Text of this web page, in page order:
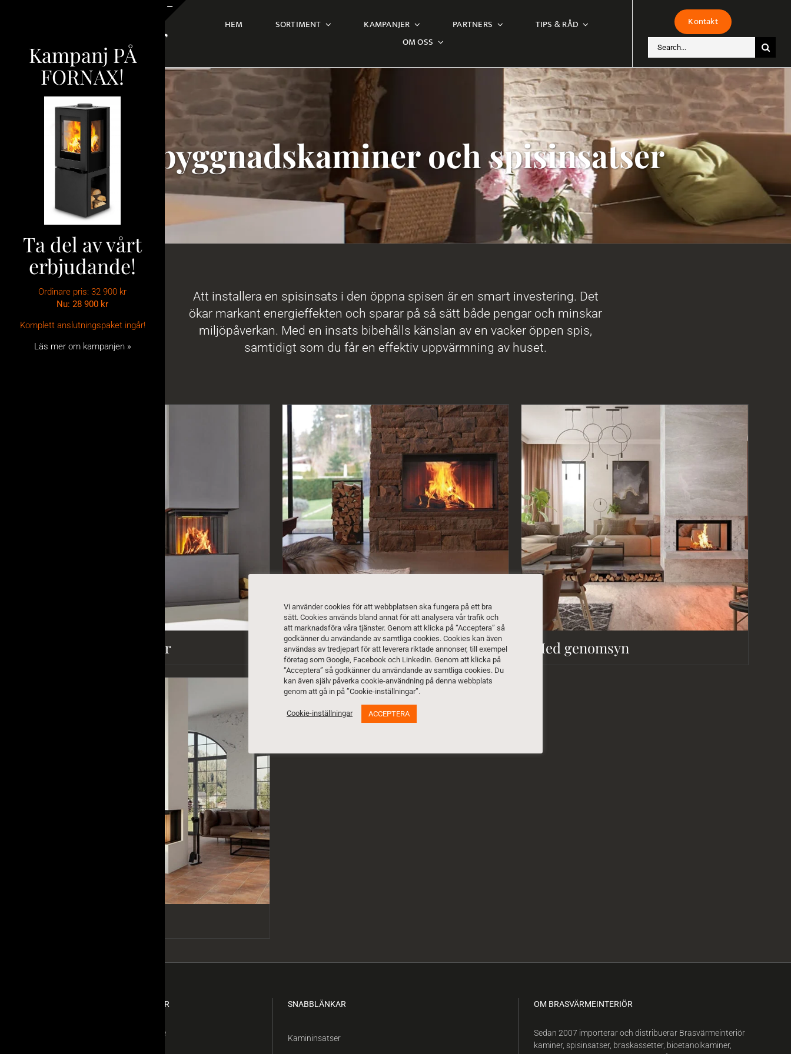
HEM SORTIMENT KAMPANJER PARTNERS
TIPS & RÅD
OM OSS
Kontakt
Sök
Inbyggnadskaminer och spisinsatser
Att installera en spisinsats i den öppna spisen är en smart investering. Det
ökar markant energieffekten och sparar på så sätt både pengar och minskar
miljöpåverkan. Med en insats bibehålls känslan av en vacker öppen spis,
samtidigt som du får en effektiv uppvärmning av huset.
Kamin glas 3 sidor Med frontglas Med genomsyn
KONTAKTA BRASVÄRMEINTERIÖR
info@brasvarmeinterior.se
SNABBLÄNKAR
Kamininsatser
OM BRASVÄRMEINTERIÖR
Sedan 2007 importerar och distribuerar Brasvärmeinteriör
kaminer, spisinsatser, braskassetter, bioetanolkaminer,
glidfält
Kampanj PÅ
FORNAX!
Ta del av vårt
erbjudande!
Ordinare pris: 32 900 kr
Nu: 28 900 kr
Komplett anslutningspaket ingår!
Läs mer om kampanjen »
Vi använder cookies för att webbplatsen ska fungera på ett bra
sätt. Cookies används bland annat för att analysera vår trafik och
att marknadsföra våra tjänster. Genom att klicka på “Acceptera” så
godkänner du användande av samtliga cookies. Cookies kan även
användas av tredjepart för att leverera riktade annonser, till exempel
företag som Google, Facebook och LinkedIn. Genom att klicka på
“Acceptera” så godkänner du användande av samtliga cookies. Du
kan även själv påverka cookie-användning på denna webbplats
genom att gå in på ”Cookie-inställningar”.
Cookie-inställningar ACCEPTERA